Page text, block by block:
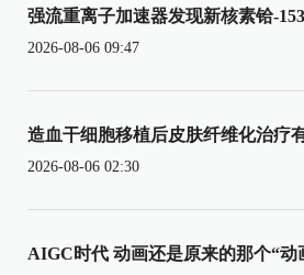
强流重离子加速器发现新核素铪-153
2026-08-06 09:47
造血干细胞移植后皮肤纤维化治疗
2026-08-06 02:30
AIGC时代 动画还是原来的那个“动